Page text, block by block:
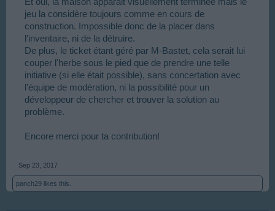
jeu la considère toujours comme en cours de
construction. Impossible donc de la placer dans
l'inventaire, ni de la détruire.
De plus, le ticket étant géré par M-Bastet, cela serait lui
couper l'herbe sous le pied que de prendre une telle
initiative (si elle était possible), sans concertation avec
l'équipe de modération, ni la possibilité pour un
développeur de chercher et trouver la solution au
problème.
Encore merci pour ta contribution!
Sep 23, 2017
panch29 likes this.